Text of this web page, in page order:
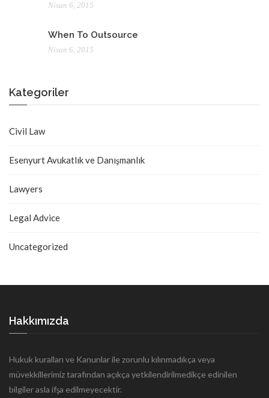
Nisan 6, 2015
When To Outsource
Nisan 6, 2015
Kategoriler
Civil Law
Esenyurt Avukatlık ve Danışmanlık
Lawyers
Legal Advice
Uncategorized
Hakkımızda
Hukuk kuralları ve Kanunlar ile zorunlu kılınmadıkça veya
müvekkillerimiz tarafından açıkça yetkilendirilmedikçe edinilen
bilgiler asla ifşa edilmeyecektir.